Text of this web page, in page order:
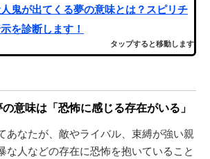
人鬼が出てくる夢の意味とは？スピリチ
を診断します！
タップすると移動します
意味は「恐怖に感じる存在がいる」
あなたが、敵やライバル、束縛が強い親
な人などの存在に恐怖を抱いていること